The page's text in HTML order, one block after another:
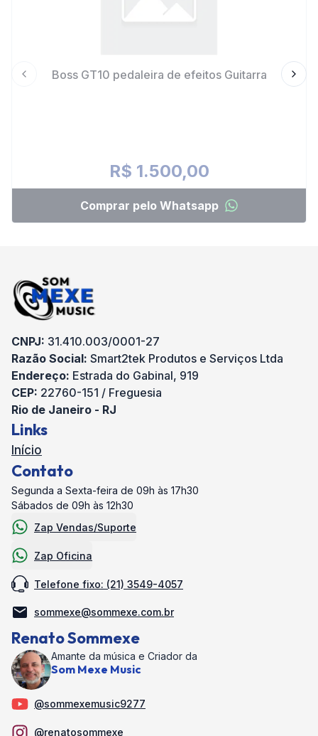
Boss GT10 pedaleira de efeitos Guitarra
R$ 1.500,00
Comprar pelo Whatsapp
Previous slide
CNPJ: 31.410.003/0001-27
Razão Social: Smart2tek Produtos e Serviços Ltda
Endereço: Estrada do Gabinal, 919
CEP: 22760-151 / Freguesia
Rio de Janeiro - RJ
Links
Início
Contato
Segunda a Sexta-feira de 09h às 17h30
Sábados de 09h às 12h30
Zap Vendas/Suporte
Zap Oficina
Telefone fixo: (21) 3549-4057
sommexe@sommexe.com.br
Renato Sommexe
Amante da música e Criador da
Som Mexe Music
@sommexemusic9277
@renatosommexe